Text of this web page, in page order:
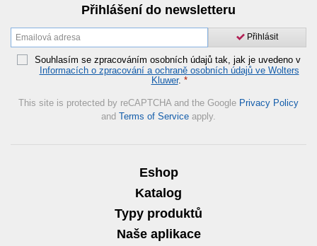
Přihlášení do newsletteru
Přihlásit
Souhlasím se zpracováním osobních údajů tak, jak je uvedeno v
Informacích o zpracování a ochraně osobních údajů ve Wolters
Kluwer. *
This site is protected by reCAPTCHA and the Google Privacy Policy
and Terms of Service apply.
Eshop
Katalog
Typy produktů
Naše aplikace